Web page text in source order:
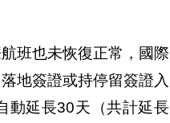
班也未恢復正常，國際
地簽證或持停留簽證入
動延長30天（共計延長